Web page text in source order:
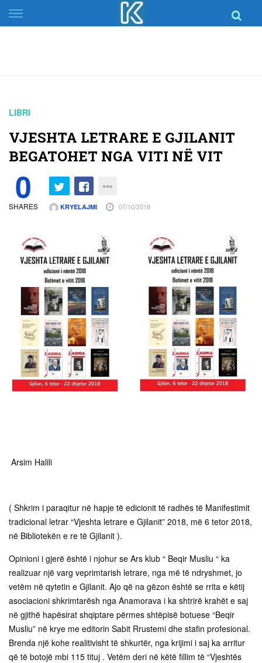
Skip
to
LIBRI
VJESHTA LETRARE E GJILANIT
BEGATOHET NGA VITI NË VIT
0
SHARES KRYELAJMI 07/10/2018
Arsim Halili
( Shkrim i paraqitur në hapje të edicionit të radhës të Manifestimit
tradicional letrar “Vjeshta letrare e Gjilanit” 2018, më 6 tetor 2018,
në Bibliotekën e re të Gjilanit ).
Opinioni i gjerë është i njohur se Ars klub “ Beqir Musliu “ ka
realizuar një varg veprimtarish letrare, nga më të ndryshmet, jo
vetëm në qytetin e Gjilanit. Ajo që na gëzon është se rrita e këtij
asociacioni shkrimtarësh nga Anamorava i ka shtrirë krahët e saj
në gjithë hapësirat shqiptare përmes shtëpisë botuese “Beqir
Musliu” në krye me editorin Sabit Rrustemi dhe stafin profesional.
Brenda një kohe realitivisht të shkurtër, nga krijimi i saj ka arritur
që të botojë mbi 115 tituj . Vetëm deri në këtë fillim të “Vjeshtës